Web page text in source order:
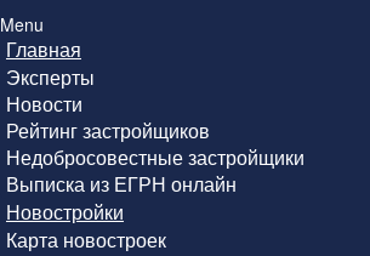
Menu
Главная
Эксперты
Новости
Рейтинг застройщиков
Недобросовестные застройщики
Выписка из ЕГРН онлайн
Новостройки
Карта новостроек